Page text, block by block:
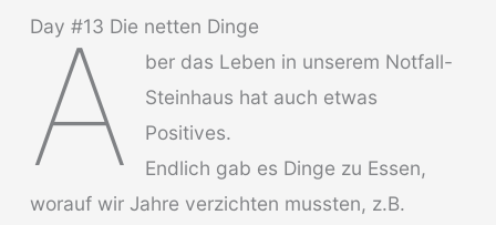
Day #13 Die netten Dinge
A
ber das Leben in unserem Notfall-
Steinhaus hat auch etwas
Positives.
Endlich gab es Dinge zu Essen,
worauf wir Jahre verzichten mussten, z.B.